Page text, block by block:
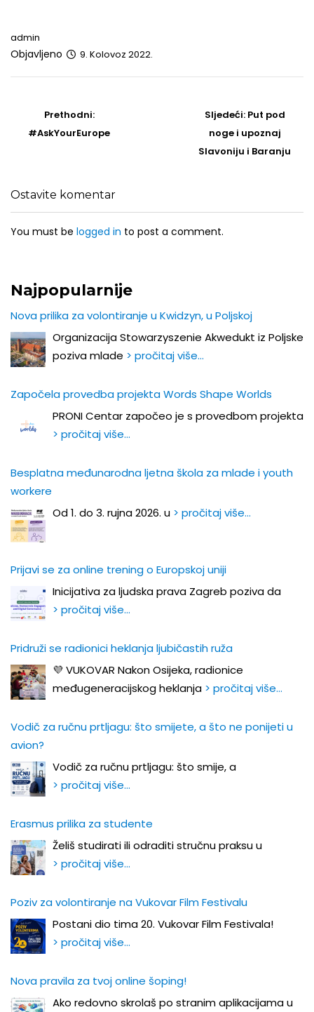
admin
Objavljeno 9. Kolovoz 2022.
navigation
Prethodni:Prethodni
post
#AskYourEurope
Sljedeći: Sljedeći
Post
Put pod
noge i upoznaj
Slavoniju i Baranju
Ostavite komentar
You must be logged in to post a comment.
Najpopularnije
Nova prilika za volontiranje u Kwidzyn, u Poljskoj
Organizacija Stowarzyszenie Akwedukt iz Poljske
poziva mlade > pročitaj više…
Započela provedba projekta Words Shape Worlds
PRONI Centar započeo je s provedbom projekta
> pročitaj više…
Besplatna međunarodna ljetna škola za mlade i youth
workere
Od 1. do 3. rujna 2026. u > pročitaj više…
Prijavi se za online trening o Europskoj uniji
Inicijativa za ljudska prava Zagreb poziva da
> pročitaj više…
Pridruži se radionici heklanja ljubičastih ruža
💜 VUKOVAR Nakon Osijeka, radionice
međugeneracijskog heklanja > pročitaj više…
Vodič za ručnu prtljagu: što smijete, a što ne ponijeti u
avion?
Vodič za ručnu prtljagu: što smije, a
> pročitaj više…
Erasmus prilika za studente
Želiš studirati ili odraditi stručnu praksu u
> pročitaj više…
Poziv za volontiranje na Vukovar Film Festivalu
Postani dio tima 20. Vukovar Film Festivala!
> pročitaj više…
Nova pravila za tvoj online šoping!
Ako redovno skrolaš po stranim aplikacijama u